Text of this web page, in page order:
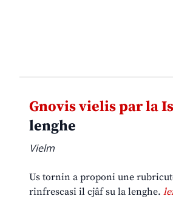
Gnovis vielis par la
lenghe
Vielm
Us tornin a proponi une
rinfrescasi il cjâf su la lenghe.